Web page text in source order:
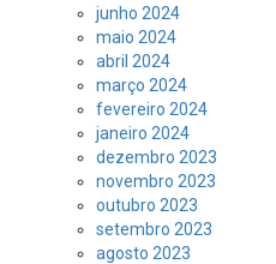
junho 2024
maio 2024
abril 2024
março 2024
fevereiro 2024
janeiro 2024
dezembro 2023
novembro 2023
outubro 2023
setembro 2023
agosto 2023